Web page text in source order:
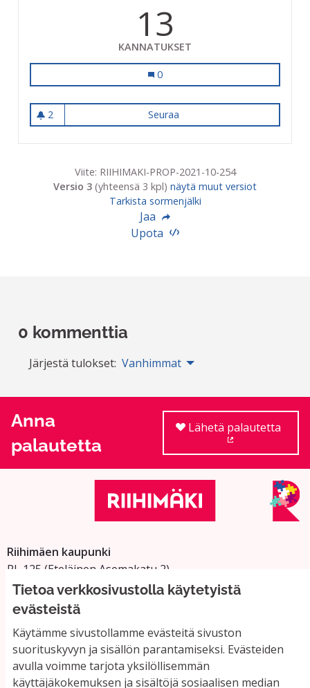
Tietoa verkkosivustolla käytetyistä
evästeistä
Käytämme sivustollamme evästeitä sivuston
suorituskyvyn ja sisällön parantamiseksi. Evästeiden
avulla voimme tarjota yksilöllisemmän
käyttäjäkokemuksen ja sisältöjä sosiaalisen median
13
KANNATUKSET
Uimalan remontin ajaksi vuokratilat
0
2
2 seuraajaa
Seuraa
Viite: RIIHIMAKI-PROP-2021-10-254
Versio 3 (yhteensä 3 kpl) näytä muut versiot
Tarkista sormenjälki
Jaa
Upota
0 kommenttia
Järjestä tulokset: Vanhimmat
Anna
palautetta
Lähetä palautetta
Riihimäen kaupunki
PL 125 (Eteläinen Asemakatu 2)
11101 Riihimäki
Vaihde: 019 758 4000
Sähköpostiosoitteet:
etunimi.sukunimi@riihimaki.fi
Yhteystiedot ja usein kysyttyä